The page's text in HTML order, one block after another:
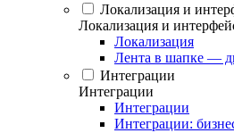
Локализация и
Локализация и
Локализация
Лента в шапке —
Интеграции
Интеграции
Интеграции
Интеграции: